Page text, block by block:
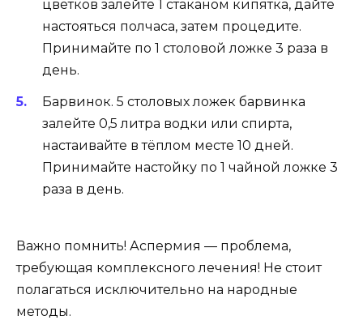
цветков залейте 1 стаканом кипятка, дайте
настояться полчаса, затем процедите.
Принимайте по 1 столовой ложке 3 раза в
день.
Барвинок. 5 столовых ложек барвинка
залейте 0,5 литра водки или спирта,
настаивайте в тёплом месте 10 дней.
Принимайте настойку по 1 чайной ложке 3
раза в день.
Важно помнить! Аспермия — проблема,
требующая комплексного лечения! Не стоит
полагаться исключительно на народные
методы.